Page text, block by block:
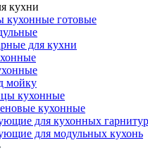
кухни
кухонные готовые
для кухни
мойку
кухонные
кухонные
для кухонных
для модульных кухонь